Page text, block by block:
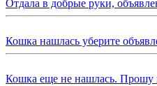
Отдала в добрые руки,
Кошка нашлась уберите
Кошка еще не нашлась. Прошу